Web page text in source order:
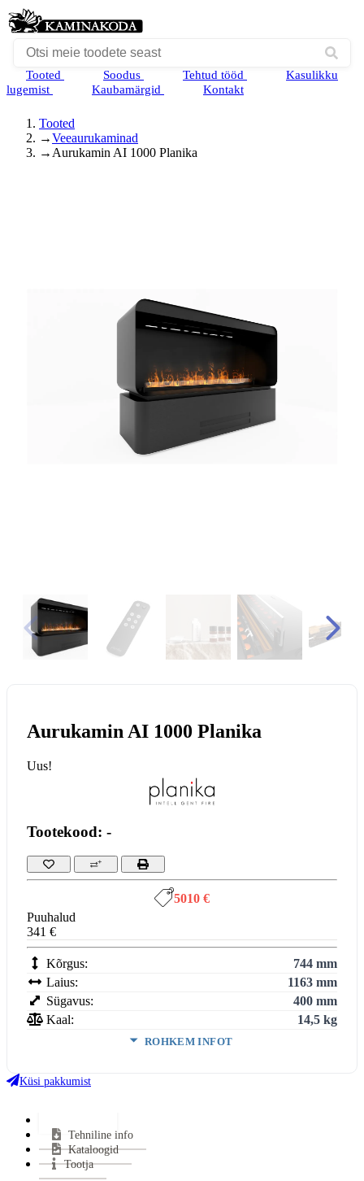
Tooted Soodus Tehtud tööd
Kasulikku
lugemist
Kaubamärgid Kontakt
Tooted
→Veeaurukaminad
→ Aurukamin AI 1000 Planika
Aurukamin AI 1000 Planika
Uus!
Tootekood: -
5010 €
Puuhalud
341 €
Kõrgus:
744 mm
Laius:
1163 mm
Sügavus:
400 mm
Kaal:
14,5 kg
ROHKEM INFOT
Klaasi kuju:
Garantii:
Küsi pakkumist
Tehniline info
Kataloogid
Tootja